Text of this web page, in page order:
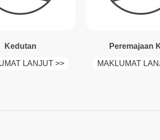
Kedutan
LANJUT >>
Peremajaan
MAKLUMAT